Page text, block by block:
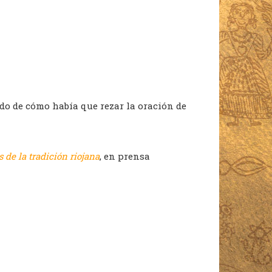
de cómo había que rezar la oración de
de la tradición riojana, en prensa